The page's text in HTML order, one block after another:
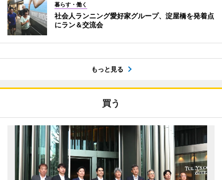
暮らす・働く
社会人ランニング愛好家グループ、淀屋橋を発着点
にラン＆交流会
もっと見る
買う